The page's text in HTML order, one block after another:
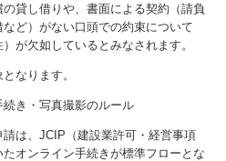
貸し借りや、書面による契約（請負
ど）がない口頭での約束について
が欠如しているとみなされます。
なります。
き・写真撮影のルール
は、JCIP（建設業許可・経営事項
オンライン手続きが標準フローとな